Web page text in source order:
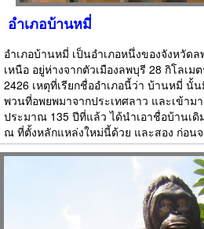
อำเภอบ้านหมี่
อำเภอบ้านหมี่ เป็นอำเภอหนึ่งของจังหวัด
เหนือ อยู่ห่างจากตัวเมืองลพบุรี 28 กิโลเม
2426 เหตุที่เรียกชื่ออำเภอนี้ว่า บ้านหมี่
พวนที่อพยพมาจากประเทศลาว และเข้าม
ประมาณ 135 ปีที่แล้ว ได้นำเอาชื่อบ้านเดิ
ณ ที่ตั้งหลักแหล่งใหม่นี้ด้วย และสอง ก่อน